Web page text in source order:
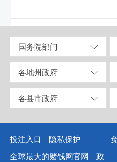
国务院部门
各地州政府
各县市政府
投注入口 隐私保护
全球最大的赌钱网官网
政